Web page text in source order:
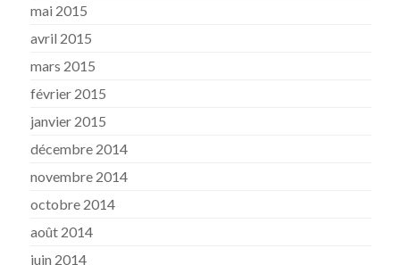
mai 2015
avril 2015
mars 2015
février 2015
janvier 2015
décembre 2014
novembre 2014
octobre 2014
août 2014
juin 2014